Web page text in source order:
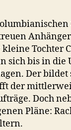
Tochter
sich bis in die
Der
der
Doch
Pläne: